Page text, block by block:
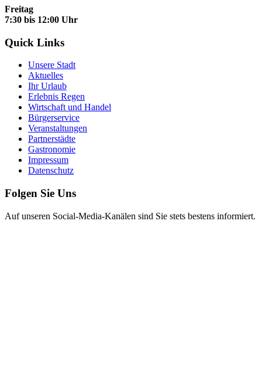
Freitag
7:30 bis 12:00 Uhr
Quick Links
Unsere Stadt
Aktuelles
Ihr Urlaub
Erlebnis Regen
Wirtschaft und Handel
Bürgerservice
Veranstaltungen
Partnerstädte
Gastronomie
Impressum
Datenschutz
Folgen Sie Uns
Auf unseren Social-Media-Kanälen sind Sie stets bestens informiert.